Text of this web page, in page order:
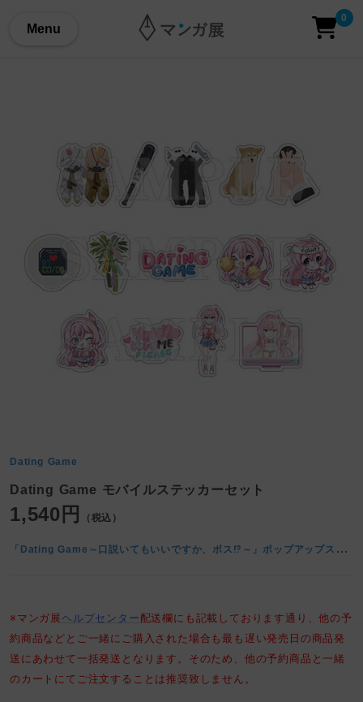
Menu
0
Dating Game
Dating Game モバイルステッカーセット
1,540円 （税込）
「
Dating Game～口説いてもいいですか、ボス⁉～」ポップアップストア at マンガ展
※マンガ展ヘルプセンター 配送欄にも記載しております通り、他の予
約商品などとご一緒にご購入された場合も最も遅い発売日の商品発
送にあわせて一括発送となります。そのため、他の予約商品と一緒
のカートにてご注文することは推奨致しません。